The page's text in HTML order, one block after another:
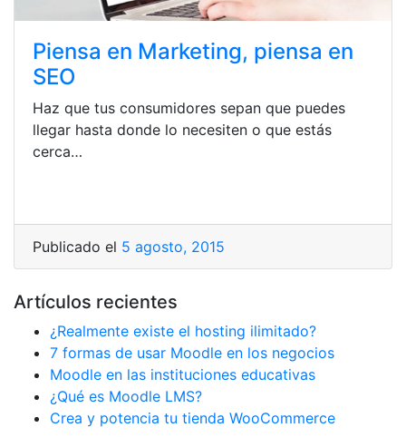
Piensa en Marketing, piensa en
SEO
Haz que tus consumidores sepan que puedes
llegar hasta donde lo necesiten o que estás
cerca…
Publicado el 5 agosto, 2015
Artículos recientes
¿Realmente existe el hosting ilimitado?
7 formas de usar Moodle en los negocios
Moodle en las instituciones educativas
¿Qué es Moodle LMS?
Crea y potencia tu tienda WooCommerce